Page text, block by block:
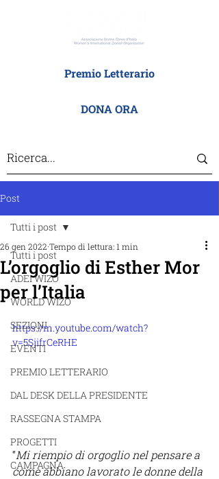
Premio Letterario
DONA ORA
Post
Tutti i post
ADEI WIZO
WORLD WIZO
SEZIONI
EVENTI
PREMIO LETTERARIO
DAL DESK DELLA PRESIDENTE
RASSEGNA STAMPA
PROGETTI
CAMPAGNA
Tutti i post
L’orgoglio di Esther Mor
per l’Italia
26 gen 2022 Tempo di lettura: 1 min
https://m.youtube.com/watch?
v=5SjifrCeRHE
“Mi riempio di orgoglio nel pensare a
come abbiano lavorato le donne della